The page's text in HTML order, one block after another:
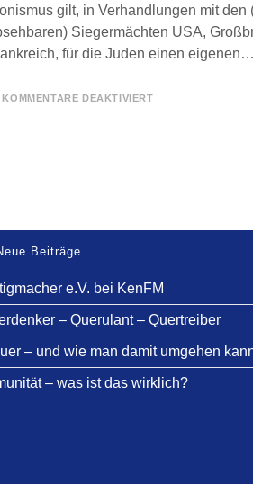
gilt, in Verhandlungen mit den
Siegermächten USA,
für die Juden einen eigenen…
KOMMENTARE DEAKTIVIERTFÜR
Beiträge
e.V. bei KenFM
– Querulant – Quertreiber
– und wie man damit umgehen
– was ist das wirklich?